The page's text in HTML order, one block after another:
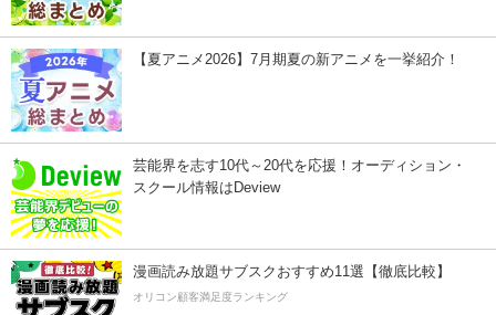
【夏アニメ2026】7月期夏の新アニメを一挙紹介！
芸能界を志す10代～20代を応援！オーディション・
スクール情報はDeview
漫画読み放題サブスクおすすめ11選【徹底比較】
オリコン顧客満足度ランキング